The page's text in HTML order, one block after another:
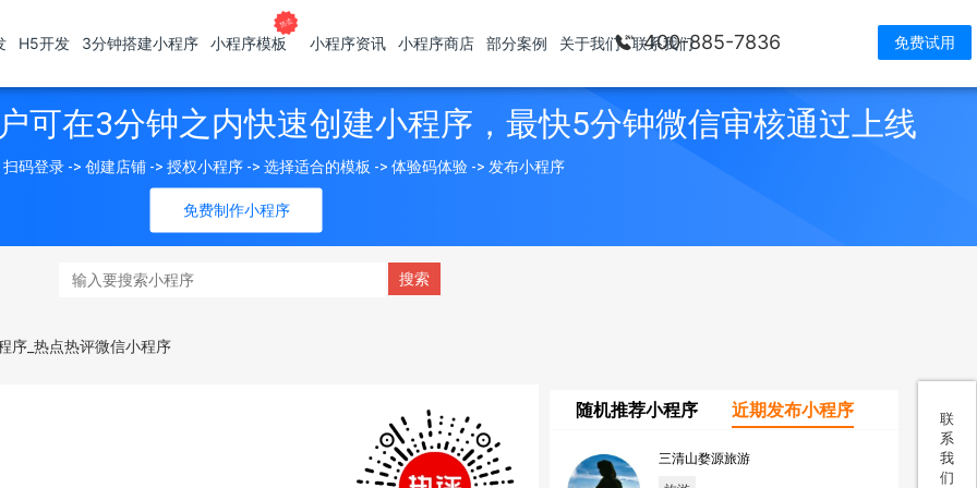
400-885-7836 免费试用
H5开发 3分钟搭建小程序 小程序模板 小程序资讯 小程序商店 部分案例 关于我们 联系我们
联
系
我
们
可在3分钟之内快速创建小程序，最快5分钟微信审核通过上线
免费制作小程序
扫码登录 -> 创建店铺 -> 授权小程序 -> 选择适合的模板 -> 体验码体验 -> 发布小程序
序_热点热评微信小程序
随机推荐小程序 近期发布小程序
三清山婺源旅游